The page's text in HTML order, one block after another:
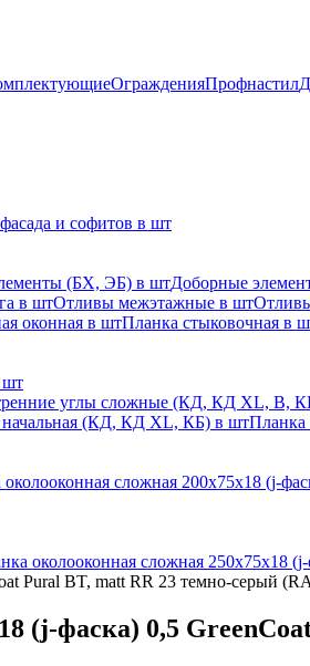
ОгражденияПрофнастил
и софитов в шт
(БХ, ЭБ) в штДоборные
в штОтливы межэтажные в шт
оконная в штПланка стыковочная в
шт
углы сложные (КД, КД XL, В,
(КД, КД XL, КБ) в штПланка
сложная 200х75х18 (j-
околооконная сложная 250х75х18
Pural BT, matt RR 23 темно-серый
(j-фаска) 0,5